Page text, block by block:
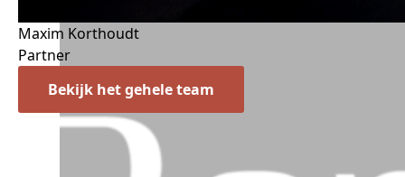
Maxim Korthoudt
Partner
Bekijk het gehele team